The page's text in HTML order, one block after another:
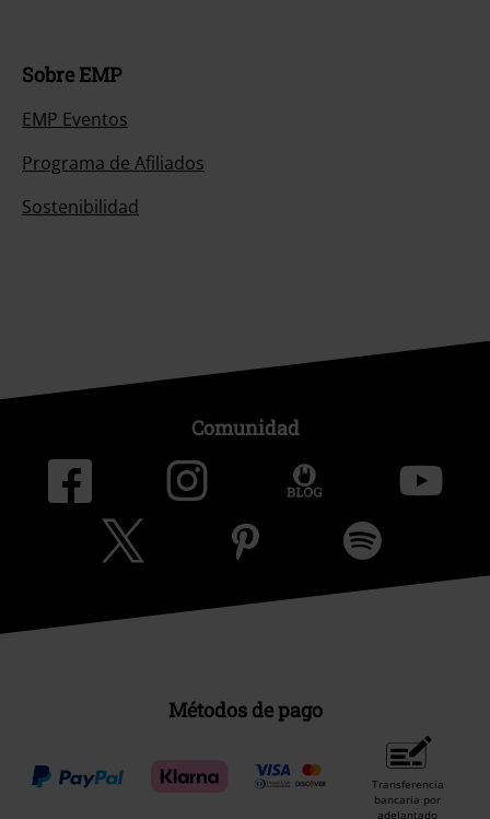
Sobre EMP
EMP Eventos
Programa de Afiliados
Sostenibilidad
Comunidad
Métodos de pago
Transferencia
bancaria por